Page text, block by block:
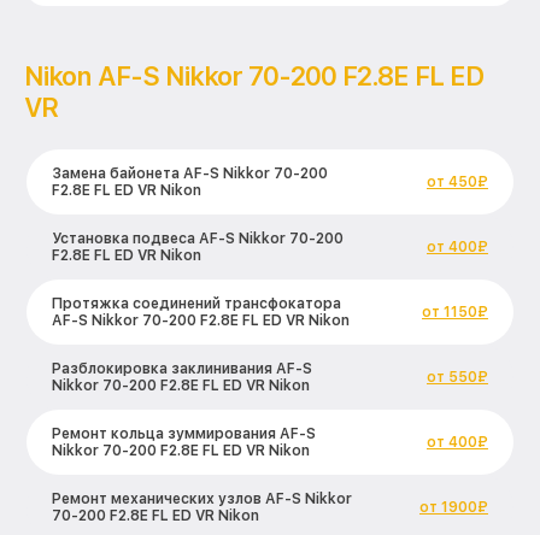
Nikon AF-S Nikkor 70-200 F2.8E FL ED
VR
Замена байонета AF-S Nikkor 70-200
F2.8E FL ED VR Nikon
от 450₽
Установка подвеса AF-S Nikkor 70-200
F2.8E FL ED VR Nikon
от 400₽
Протяжка соединений трансфокатора
AF-S Nikkor 70-200 F2.8E FL ED VR Nikon
от 1150₽
Разблокировка заклинивания AF-S
Nikkor 70-200 F2.8E FL ED VR Nikon
от 550₽
Ремонт кольца зуммирования AF-S
Nikkor 70-200 F2.8E FL ED VR Nikon
от 400₽
Ремонт механических узлов AF-S Nikkor
70-200 F2.8E FL ED VR Nikon
от 1900₽